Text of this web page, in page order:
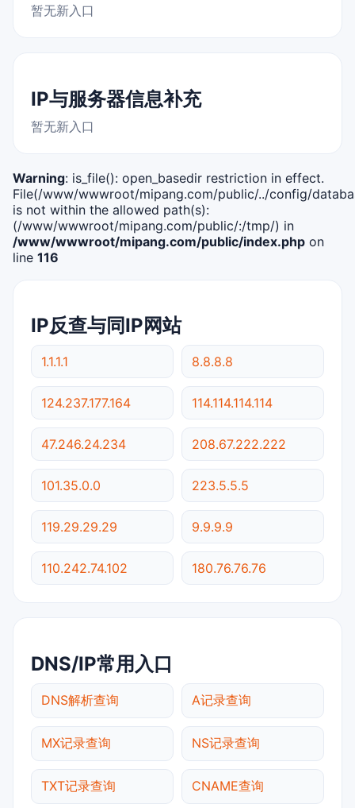
暂无新入口
IP与服务器信息补充
暂无新入口
Warning: is_file(): open_basedir restriction in effect.
File(/www/wwwroot/mipang.com/public/../config/
is not within the allowed path(s):
(/www/wwwroot/mipang.com/public/:/tmp/) in
/www/wwwroot/mipang.com/public/index.php on
line 116
IP反查与同IP网站
1.1.1.1 8.8.8.8
124.237.177.164 114.114.114.114
47.246.24.234 208.67.222.222
101.35.0.0 223.5.5.5
119.29.29.29 9.9.9.9
110.242.74.102 180.76.76.76
DNS/IP常用入口
DNS解析查询 A记录查询
MX记录查询 NS记录查询
TXT记录查询 CNAME查询